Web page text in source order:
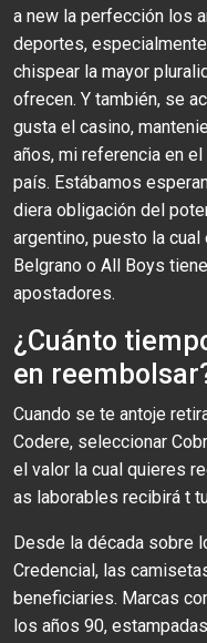
a new la perfección los
deportes,
chispear la mayor
ofrecen. Y también, se
gusta el casino,
años, mi referencia en
país. Estábamos
diera obligación del
argentino, puesto la
Belgrano o All Boys
apostadores.
¿Cuánto
en
Cuando se te antoje
Codere, seleccionar
el valor la cual quieres
as laborables recibirá t
Desde la década sobre
Credencial, las
beneficiaries. Marcas
los años 90,